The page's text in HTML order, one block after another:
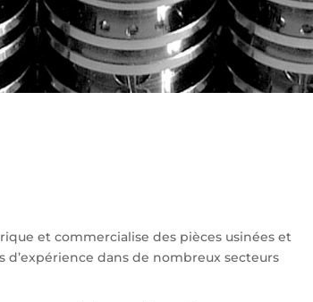
et commercialise des pièces usinées et
d’expérience dans de nombreux secteurs